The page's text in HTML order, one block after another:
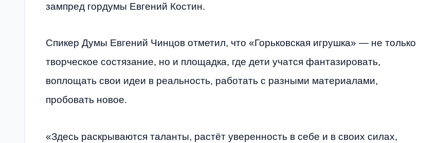
зампред гордумы Евгений Костин.
Спикер Думы Евгений Чинцов отметил, что «Горьковская игрушка» — не только
творческое состязание, но и площадка, где дети учатся фантазировать,
воплощать свои идеи в реальность, работать с разными материалами,
пробовать новое.
«Здесь раскрываются таланты, растёт уверенность в себе и в своих силах,